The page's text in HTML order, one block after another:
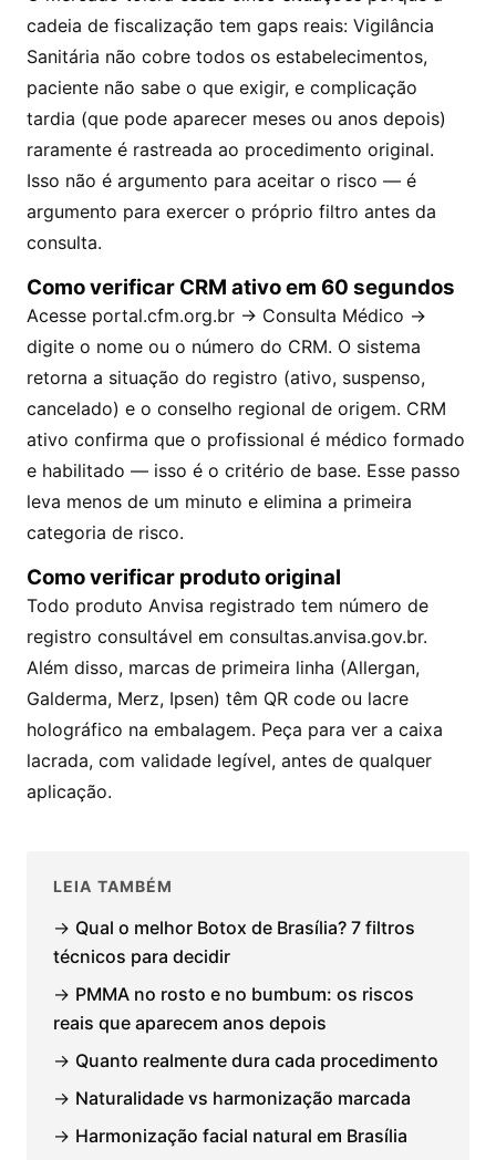
cadeia de fiscalização tem gaps reais: Vigilância
Sanitária não cobre todos os estabelecimentos,
paciente não sabe o que exigir, e complicação
tardia (que pode aparecer meses ou anos depois)
raramente é rastreada ao procedimento original.
Isso não é argumento para aceitar o risco — é
argumento para exercer o próprio filtro antes da
consulta.
Como verificar CRM ativo em 60 segundos
Acesse portal.cfm.org.br → Consulta Médico →
digite o nome ou o número do CRM. O sistema
retorna a situação do registro (ativo, suspenso,
cancelado) e o conselho regional de origem. CRM
ativo confirma que o profissional é médico formado
e habilitado — isso é o critério de base. Esse passo
leva menos de um minuto e elimina a primeira
categoria de risco.
Como verificar produto original
Todo produto Anvisa registrado tem número de
registro consultável em consultas.anvisa.gov.br.
Além disso, marcas de primeira linha (Allergan,
Galderma, Merz, Ipsen) têm QR code ou lacre
holográfico na embalagem. Peça para ver a caixa
lacrada, com validade legível, antes de qualquer
aplicação.
LEIA TAMBÉM
→ Qual o melhor Botox de Brasília? 7 filtros
técnicos para decidir
→ PMMA no rosto e no bumbum: os riscos
reais que aparecem anos depois
→ Quanto realmente dura cada procedimento
→ Naturalidade vs harmonização marcada
→ Harmonização facial natural em Brasília